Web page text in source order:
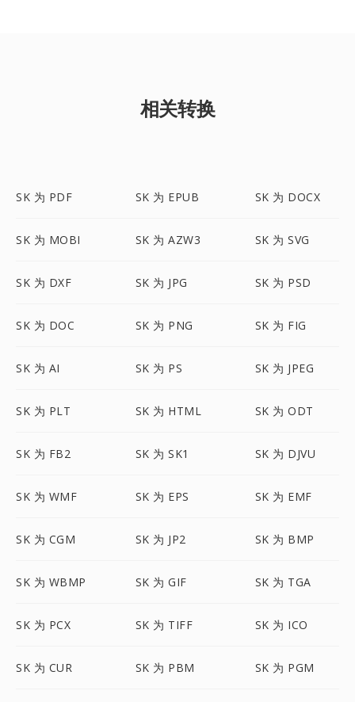
相关转换
SK 为 PDF SK 为 EPUB SK 为 DOCX
SK 为 MOBI SK 为 AZW3 SK 为 SVG
SK 为 DXF SK 为 JPG SK 为 PSD
SK 为 DOC SK 为 PNG SK 为 FIG
SK 为 AI SK 为 PS SK 为 JPEG
SK 为 PLT SK 为 HTML SK 为 ODT
SK 为 FB2 SK 为 SK1 SK 为 DJVU
SK 为 WMF SK 为 EPS SK 为 EMF
SK 为 CGM SK 为 JP2 SK 为 BMP
SK 为 WBMP SK 为 GIF SK 为 TGA
SK 为 PCX SK 为 TIFF SK 为 ICO
SK 为 CUR SK 为 PBM SK 为 PGM